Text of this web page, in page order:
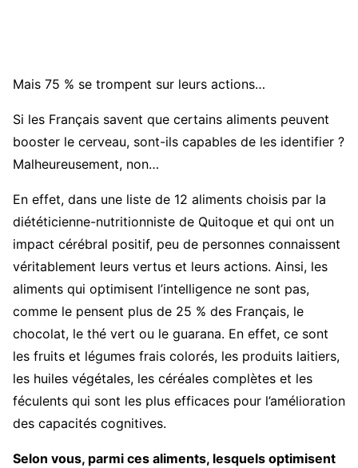
Mais 75 % se trompent sur leurs actions…
Si les Français savent que certains aliments peuvent
booster le cerveau, sont-ils capables de les identifier ?
Malheureusement, non…
En effet, dans une liste de 12 aliments choisis par la
diététicienne-nutritionniste de Quitoque et qui ont un
impact cérébral positif, peu de personnes connaissent
véritablement leurs vertus et leurs actions. Ainsi, les
aliments qui optimisent l’intelligence ne sont pas,
comme le pensent plus de 25 % des Français, le
chocolat, le thé vert ou le guarana. En effet, ce sont
les fruits et légumes frais colorés, les produits laitiers,
les huiles végétales, les céréales complètes et les
féculents qui sont les plus efficaces pour l’amélioration
des capacités cognitives.
Selon vous, parmi ces aliments, lesquels optimisent